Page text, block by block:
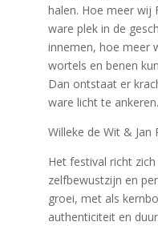
halen. Hoe meer wij
ware plek in de
innemen, hoe meer
wortels en benen
Dan ontstaat er
ware licht te ankeren.
Willeke de Wit & Jan
Het festival richt
zelfbewustzijn en
groei, met als
authenticiteit en